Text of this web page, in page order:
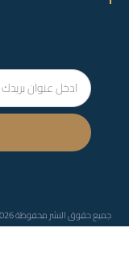
جميع حقوق النشر محفوظة 2026، مركز الايداع العراقي CSD | الموقع من تصميم